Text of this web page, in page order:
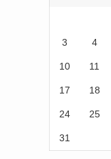
3 4
10 11
17 18
24 25
31